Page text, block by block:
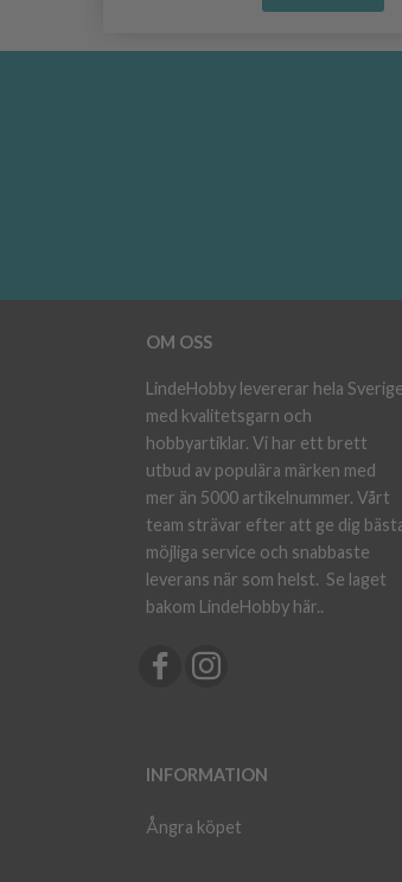
OM OSS
LindeHobby levererar hela Sverige
med kvalitetsgarn och
hobbyartiklar. Vi har ett brett
utbud av populära märken med
mer än 5000 artikelnummer. Vårt
team strävar efter att ge dig
möjliga service och snabbaste
leverans när som helst. Se laget
bakom LindeHobby här..
INFORMATION
Ångra köpet